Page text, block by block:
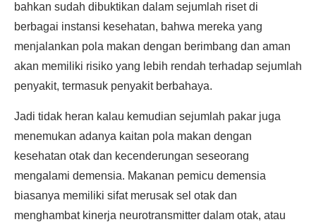
bahkan sudah dibuktikan dalam sejumlah riset di
berbagai instansi kesehatan, bahwa mereka yang
menjalankan pola makan dengan berimbang dan aman
akan memiliki risiko yang lebih rendah terhadap sejumlah
penyakit, termasuk penyakit berbahaya.
Jadi tidak heran kalau kemudian sejumlah pakar juga
menemukan adanya kaitan pola makan dengan
kesehatan otak dan kecenderungan seseorang
mengalami demensia. Makanan pemicu demensia
biasanya memiliki sifat merusak sel otak dan
menghambat kinerja neurotransmitter dalam otak, atau